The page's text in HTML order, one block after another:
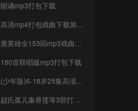
诵mp3打包下载
mp4打包戏曲下载第十一辑
雄全153回mp3戏曲下载
首联唱版mp3打包下载
年版)6-18岁25集高清MP4
儿秦香莲等3部打包戏曲下载